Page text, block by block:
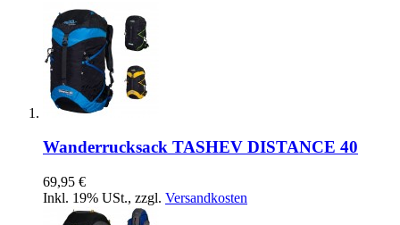
Wanderrucksack TASHEV DISTANCE 40
69,95 €
Inkl. 19% USt., zzgl. Versandkosten